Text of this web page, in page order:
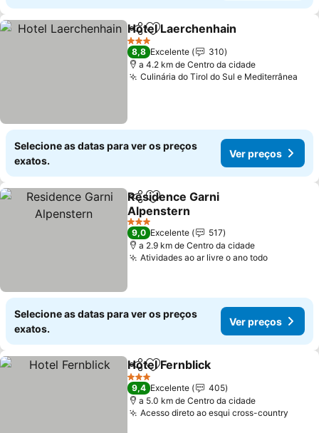
PartilharAdicionar aos favoritos
Hotel Laerchenhain
3 Estrelas
8,8 Excelente
310
a 4.2 km de Centro da cidade
Culinária do Tirol do Sul e Mediterrânea
Selecione as datas para ver os preços
exatos.
Ver preços
PartilharAdicionar aos favoritos
Residence Garni
Alpenstern
3 Estrelas
9,0 Excelente
517
a 2.9 km de Centro da cidade
Atividades ao ar livre o ano todo
Selecione as datas para ver os preços
exatos.
Ver preços
PartilharAdicionar aos favoritos
Hotel Fernblick
3 Estrelas
9,4 Excelente
405
a 5.0 km de Centro da cidade
Acesso direto ao esqui cross-country